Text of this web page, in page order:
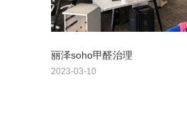
丽泽soho甲醛治理
2023-03-10